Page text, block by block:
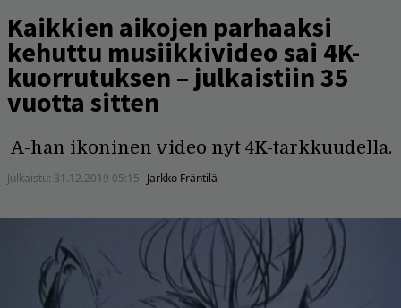
Kaikkien aikojen parhaaksi
kehuttu musiikkivideo sai 4K-
kuorrutuksen – julkaistiin 35
vuotta sitten
A-han ikoninen video nyt 4K-tarkkuudella.
Julkaistu: 31.12.2019 05:15 Jarkko Fräntilä